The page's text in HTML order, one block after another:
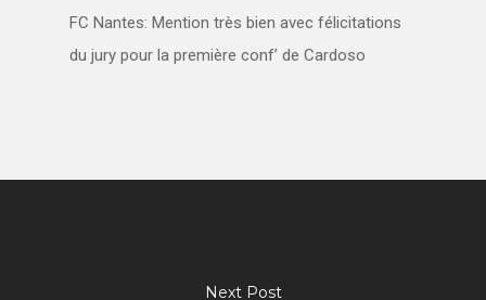
FC Nantes: Mention très bien avec félicitations
du jury pour la première conf’ de Cardoso
Next Post